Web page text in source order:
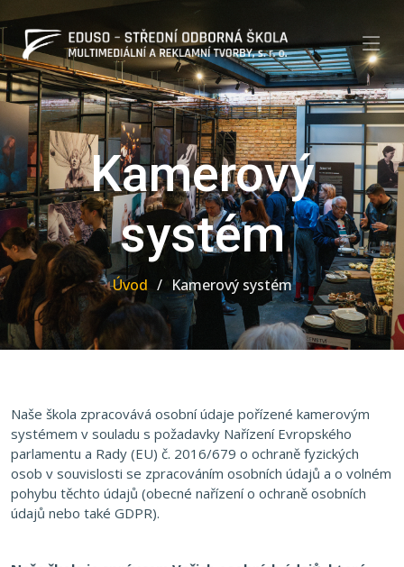
Kamerový
systém
Úvod Kamerový systém
Naše škola zpracovává osobní údaje pořízené kamerovým
systémem v souladu s požadavky Nařízení Evropského
parlamentu a Rady (EU) č. 2016/679 o ochraně fyzických
osob v souvislosti se zpracováním osobních údajů a o volném
pohybu těchto údajů (obecné nařízení o ochraně osobních
údajů nebo také GDPR).